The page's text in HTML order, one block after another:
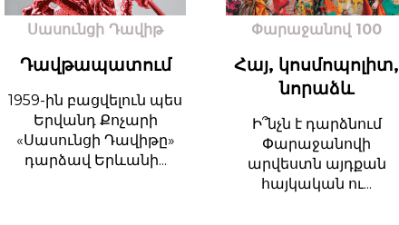
Սասունցի Դավիթ
Դավթապատում
1959-ին բացվելուն պես
Երվանդ Քոչարի
«Սասունցի Դավիթը»
դարձավ Երևանի...
Փարաջանով 100
Հայ, կոսմոպոլիտ,
նորաձև
Ի՞նչն է դարձնում
Փարաջանովի
արվեստն այդքան
հայկական ու...